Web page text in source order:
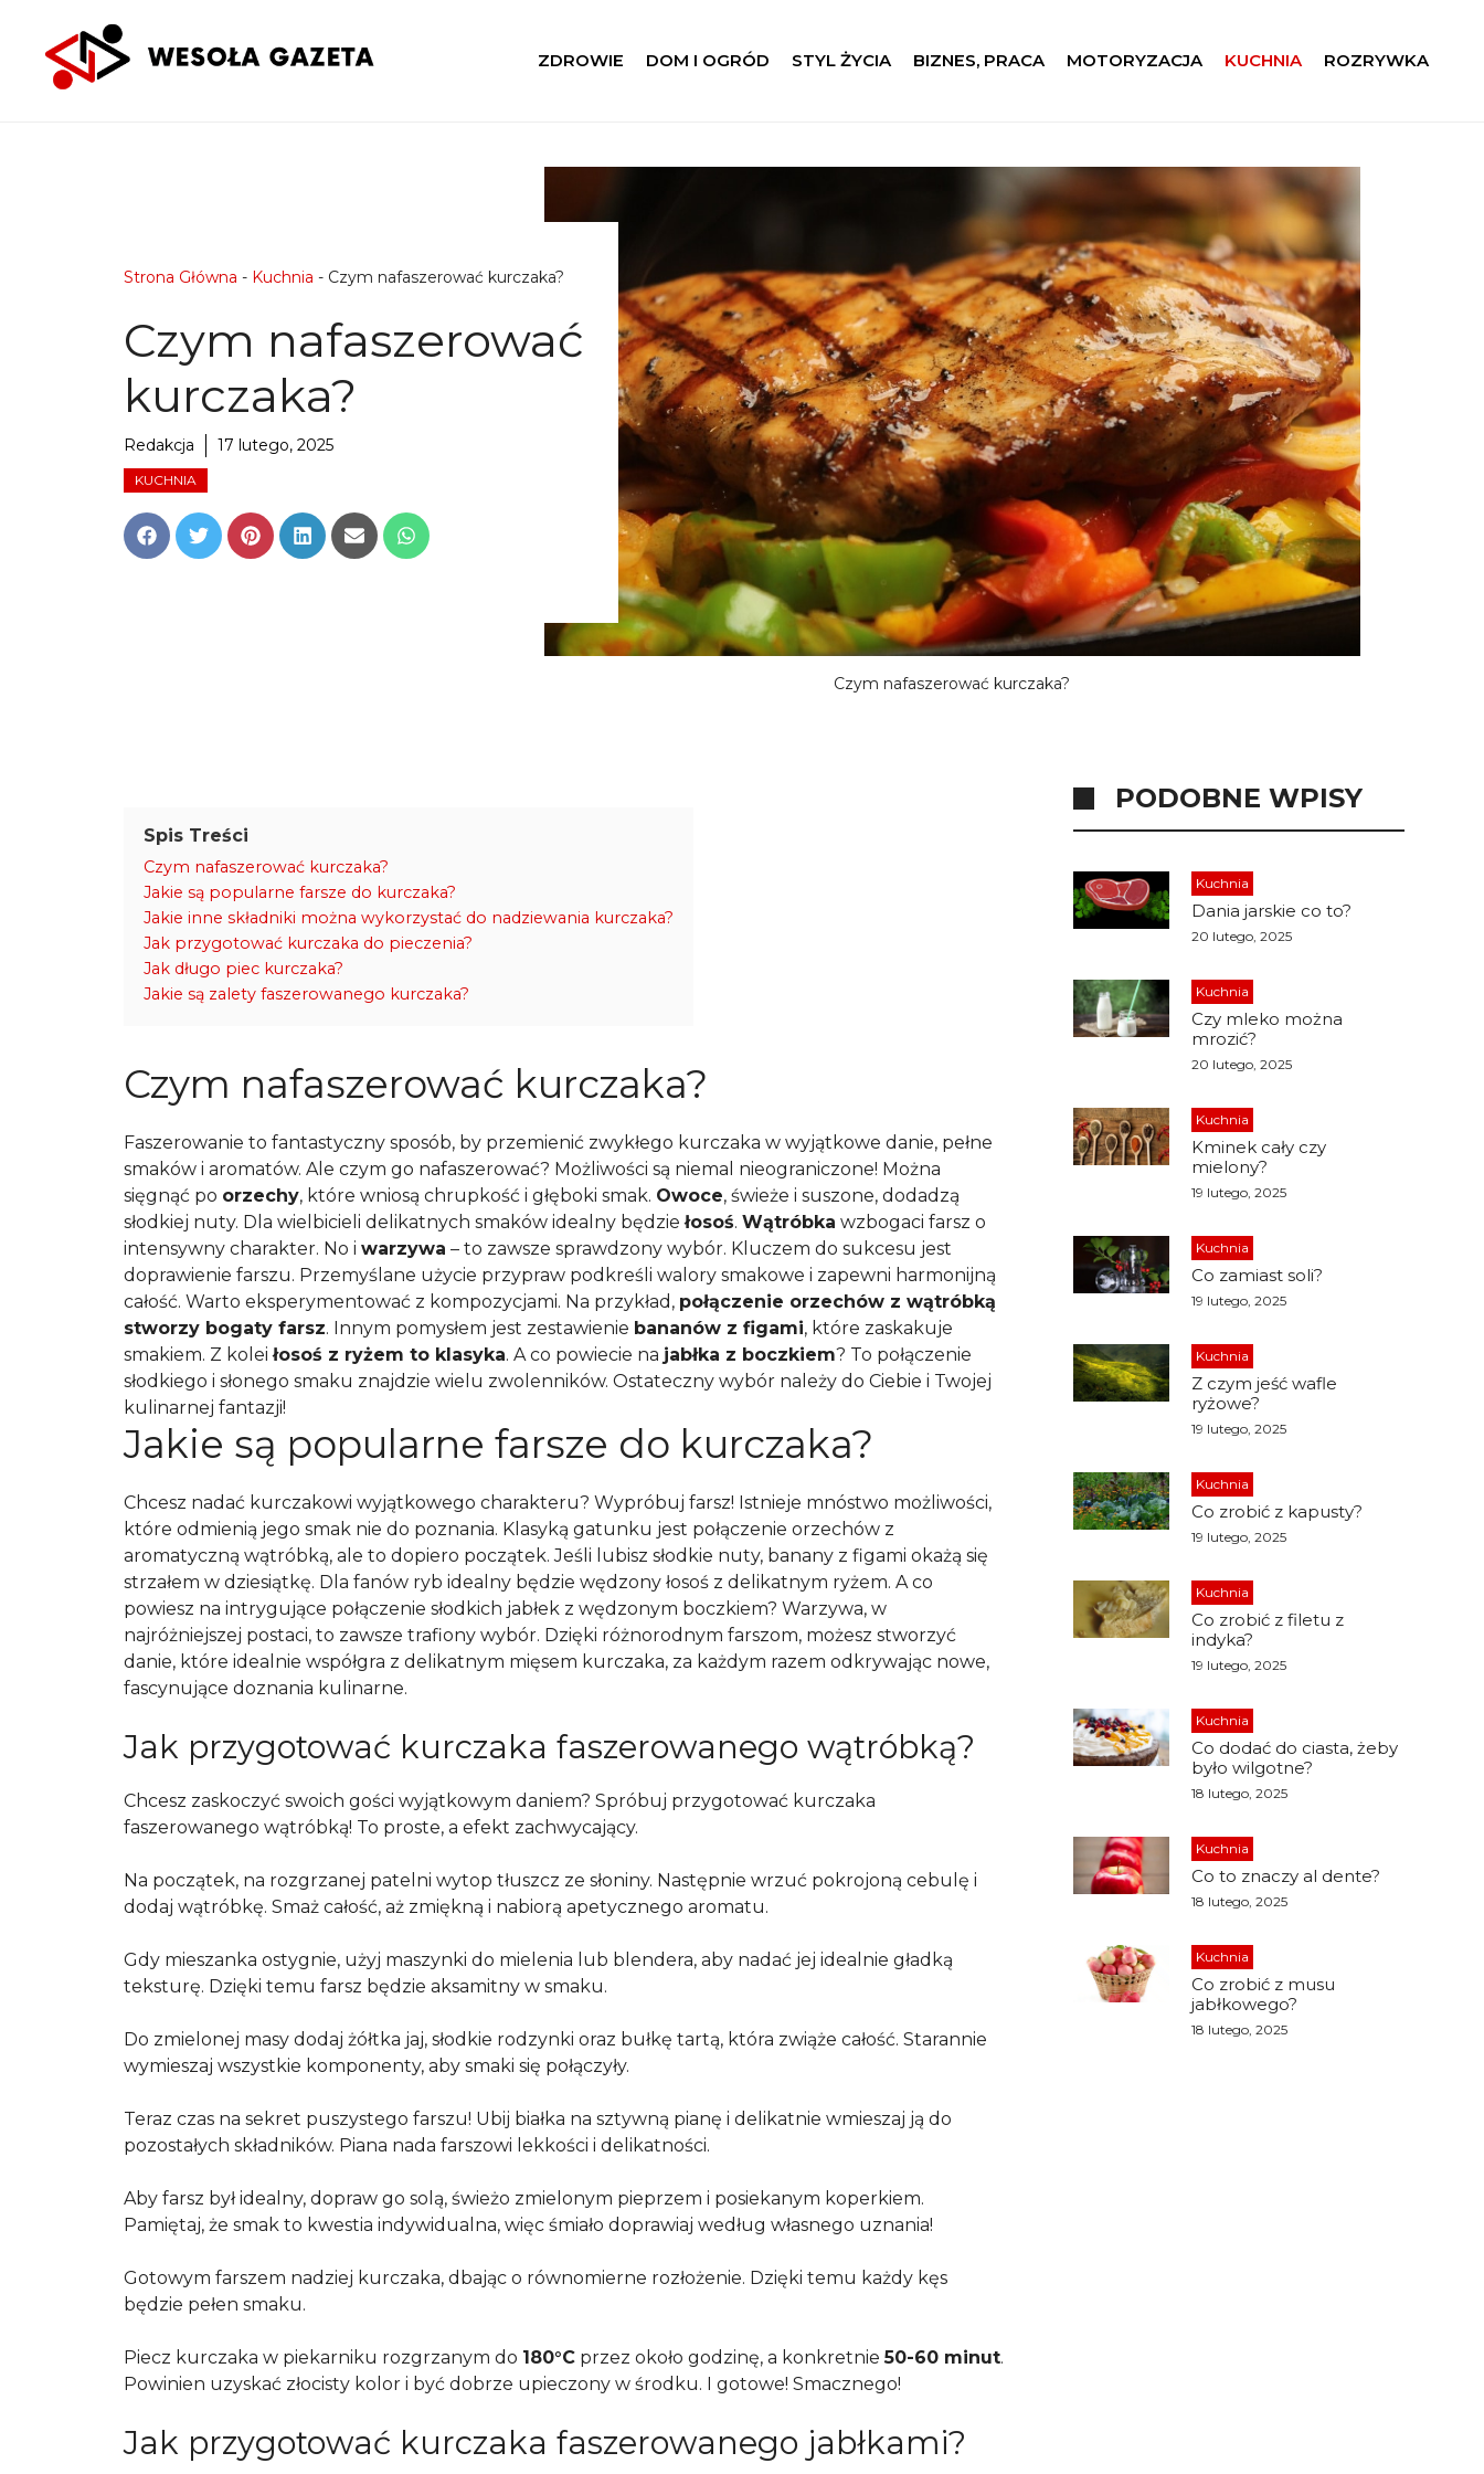
treści
ZDROWIE DOM I OGRÓD STYL ŻYCIA BIZNES, PRACA MOTORYZACJA KUCHNIA ROZRYWKA
Strona Główna - Kuchnia - Czym nafaszerować kurczaka?
Czym nafaszerować
kurczaka?
Redakcja 17 lutego, 2025
KUCHNIA
Share
on
Share
on
Share
on
Share
on
Share
on
Share
on
Czym nafaszerować kurczaka?
Spis Treści
Czym nafaszerować kurczaka?
Jakie są popularne farsze do kurczaka?
Jakie inne składniki można wykorzystać do nadziewania kurczaka?
Jak przygotować kurczaka do pieczenia?
Jak długo piec kurczaka?
Jakie są zalety faszerowanego kurczaka?
Czym nafaszerować kurczaka?
Faszerowanie to fantastyczny sposób, by przemienić zwykłego kurczaka w wyjątkowe danie, pełne
smaków i aromatów. Ale czym go nafaszerować? Możliwości są niemal nieograniczone! Można
sięgnąć po orzechy, które wniosą chrupkość i głęboki smak. Owoce, świeże i suszone, dodadzą
słodkiej nuty. Dla wielbicieli delikatnych smaków idealny będziełosoś. Wątróbka wzbogaci farsz o
intensywny charakter. No i warzywa – to zawsze sprawdzony wybór. Kluczem do sukcesu jest
doprawienie farszu. Przemyślane użycie przypraw podkreśli walory smakowe i zapewni harmonijną
całość. Warto eksperymentować z kompozycjami. Na przykład, połączenie orzechów z wątróbką
stworzy bogaty farsz. Innym pomysłem jest zestawienie bananów z figami, które zaskakuje
smakiem. Z koleiłosoś z ryżem to klasyka. A co powiecie na jabłka z boczkiem? To połączenie
słodkiego i słonego smaku znajdzie wielu zwolenników. Ostateczny wybór należy do Ciebie i Twojej
kulinarnej fantazji!
Jakie są popularne farsze do kurczaka?
Chcesz nadać kurczakowi wyjątkowego charakteru? Wypróbuj farsz! Istnieje mnóstwo możliwości,
które odmienią jego smak nie do poznania. Klasyką gatunku jest połączenie orzechów z
aromatyczną wątróbką, ale to dopiero początek. Jeśli lubisz słodkie nuty, banany z figami okażą się
strzałem w dziesiątkę. Dla fanów ryb idealny będzie wędzony łosoś z delikatnym ryżem. A co
powiesz na intrygujące połączenie słodkich jabłek z wędzonym boczkiem? Warzywa, w
najróżniejszej postaci, to zawsze trafiony wybór. Dzięki różnorodnym farszom, możesz stworzyć
danie, które idealnie współgra z delikatnym mięsem kurczaka, za każdym razem odkrywając nowe,
fascynujące doznania kulinarne.
Jak przygotować kurczaka faszerowanego wątróbką?
Chcesz zaskoczyć swoich gości wyjątkowym daniem? Spróbuj przygotować kurczaka
faszerowanego wątróbką! To proste, a efekt zachwycający.
Na początek, na rozgrzanej patelni wytop tłuszcz ze słoniny. Następnie wrzuć pokrojoną cebulę i
dodaj wątróbkę. Smaż całość, aż zmiękną i nabiorą apetycznego aromatu.
Gdy mieszanka ostygnie, użyj maszynki do mielenia lub blendera, aby nadać jej idealnie gładką
teksturę. Dzięki temu farsz będzie aksamitny w smaku.
Do zmielonej masy dodaj żółtka jaj, słodkie rodzynki oraz bułkę tartą, która zwiąże całość. Starannie
wymieszaj wszystkie komponenty, aby smaki się połączyły.
Teraz czas na sekret puszystego farszu! Ubij białka na sztywną pianę i delikatnie wmieszaj ją do
pozostałych składników. Piana nada farszowi lekkości i delikatności.
Aby farsz był idealny, dopraw go solą, świeżo zmielonym pieprzem i posiekanym koperkiem.
Pamiętaj, że smak to kwestia indywidualna, więc śmiało doprawiaj według własnego uznania!
Gotowym farszem nadziej kurczaka, dbając o równomierne rozłożenie. Dzięki temu każdy kęs
będzie pełen smaku.
Piecz kurczaka w piekarniku rozgrzanym do 180°C przez około godzinę, a konkretnie50-60 minut.
Powinien uzyskać złocisty kolor i być dobrze upieczony w środku. I gotowe! Smacznego!
Jak przygotować kurczaka faszerowanego jabłkami?
PODOBNE WPISY
Kuchnia
Dania jarskie co to?
20 lutego, 2025
Kuchnia
Czy mleko można
mrozić?
20 lutego, 2025
Kuchnia
Kminek cały czy
mielony?
19 lutego, 2025
Kuchnia
Co zamiast soli?
19 lutego, 2025
Kuchnia
Z czym jeść wafle
ryżowe?
19 lutego, 2025
Kuchnia
Co zrobić z kapusty?
19 lutego, 2025
Kuchnia
Co zrobić z filetu z
indyka?
19 lutego, 2025
Kuchnia
Co dodać do ciasta, żeby
było wilgotne?
18 lutego, 2025
Kuchnia
Co to znaczy al dente?
18 lutego, 2025
Kuchnia
Co zrobić z musu
jabłkowego?
18 lutego, 2025